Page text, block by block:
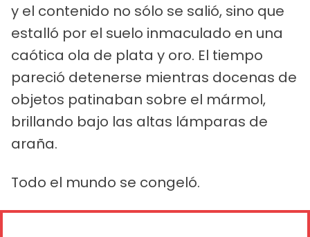
y el contenido no sólo se salió, sino que
estalló por el suelo inmaculado en una
caótica ola de plata y oro. El tiempo
pareció detenerse mientras docenas de
objetos patinaban sobre el mármol,
brillando bajo las altas lámparas de
araña.
Todo el mundo se congeló.